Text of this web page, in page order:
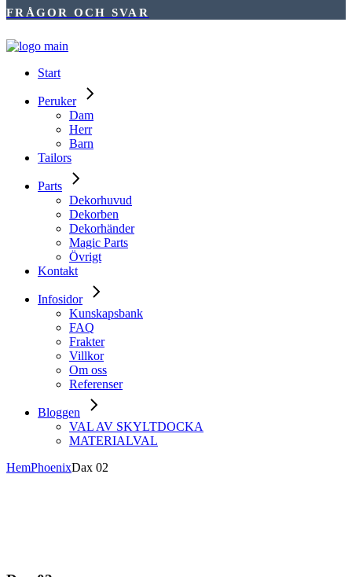
FRÅGOR OCH SVAR
Start
Peruker
Dam
Herr
Barn
Tailors
Parts
Dekorhuvud
Dekorben
Dekorhänder
Magic Parts
Övrigt
Kontakt
Infosidor
Kunskapsbank
FAQ
Frakter
Villkor
Om oss
Referenser
Bloggen
VAL AV SKYLTDOCKA
MATERIALVAL
HemPhoenixDax 02